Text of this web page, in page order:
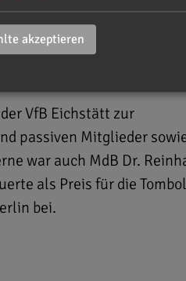
VfB Eichstätt zur
passiven Mitglieder
war auch MdB Dr.
als Preis für die
bei.
akzeptieren